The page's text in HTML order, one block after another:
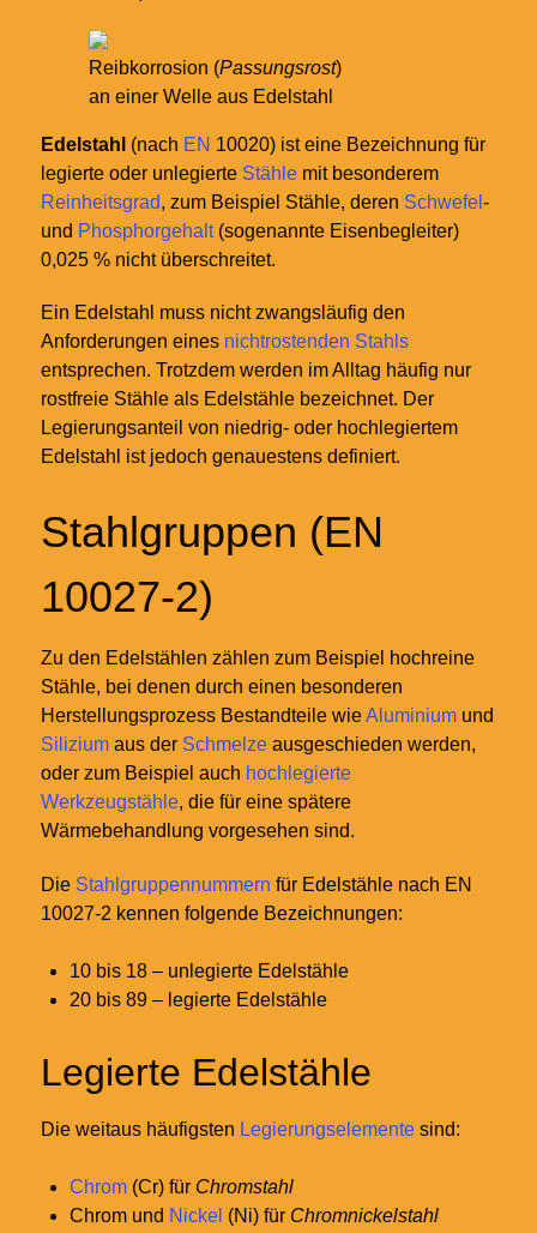
Reibkorrosion (Passungsrost)
an einer Welle aus Edelstahl
Edelstahl (nach EN 10020) ist eine Bezeichnung für
legierte oder unlegierte Stähle mit besonderem
Reinheitsgrad, zum Beispiel Stähle, deren Schwefel -
und Phosphorgehalt(sogenannte Eisenbegleiter)
0,025 % nicht überschreitet.
Ein Edelstahl muss nicht zwangsläufig den
Anforderungen eines nichtrostenden Stahls
entsprechen. Trotzdem werden im Alltag häufig nur
rostfreie Stähle als Edelstähle bezeichnet. Der
Legierungsanteil von niedrig- oder hochlegiertem
Edelstahl ist jedoch genauestens definiert.
Stahlgruppen (EN
10027-2)
Zu den Edelstählen zählen zum Beispiel hochreine
Stähle, bei denen durch einen besonderen
Herstellungsprozess Bestandteile wieAluminium und
Silizium aus der Schmelze ausgeschieden werden,
oder zum Beispiel auch hochlegierte
Werkzeugstähle, die für eine spätere
Wärmebehandlung vorgesehen sind.
Die Stahlgruppennummern für Edelstähle nach EN
10027-2 kennen folgende Bezeichnungen:
10 bis 18 – unlegierte Edelstähle
20 bis 89 – legierte Edelstähle
Legierte Edelstähle
Die weitaus häufigsten Legierungselemente sind:
Chrom (Cr) für Chromstahl
Chrom und Nickel (Ni) für Chromnickelstahl